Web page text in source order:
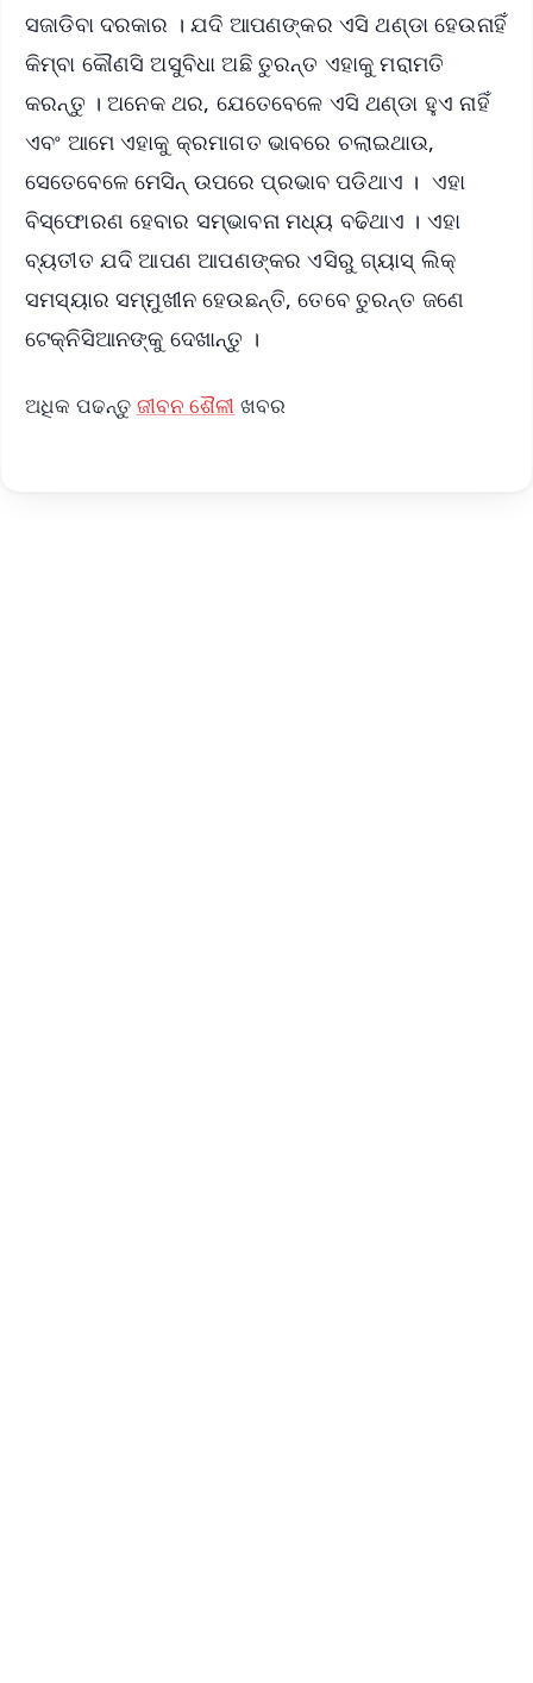
ସଜାଡିବା ଦରକାର । ଯଦି ଆପଣଙ୍କର ଏସି ଥଣ୍ଡା ହେଉନାହିଁ
କିମ୍ବା କୌଣସି ଅସୁବିଧା ଅଛି ତୁରନ୍ତ ଏହାକୁ ମରାମତି
କରନ୍ତୁ । ଅନେକ ଥର, ଯେତେବେଳେ ଏସି ଥଣ୍ଡା ହୁଏ ନାହିଁ
ଏବଂ ଆମେ ଏହାକୁ କ୍ରମାଗତ ଭାବରେ ଚଲାଇଥାଉ,
ସେତେବେଳେ ମେସିନ୍ ଉପରେ ପ୍ରଭାବ ପଡିଥାଏ । ଏହା
ବିସ୍ଫୋରଣ ହେବାର ସମ୍ଭାବନା ମଧ୍ୟ ବଢିଥାଏ । ଏହା
ବ୍ୟତୀତ ଯଦି ଆପଣ ଆପଣଙ୍କର ଏସିରୁ ଗ୍ୟାସ୍ ଲିକ୍
ସମସ୍ୟାର ସମ୍ମୁଖୀନ ହେଉଛନ୍ତି, ତେବେ ତୁରନ୍ତ ଜଣେ
ଟେକ୍ନିସିଆନଙ୍କୁ ଦେଖାନ୍ତୁ ।
ଅଧିକ ପଢନ୍ତୁ ଜୀବନ ଶୈଳୀ ଖବର